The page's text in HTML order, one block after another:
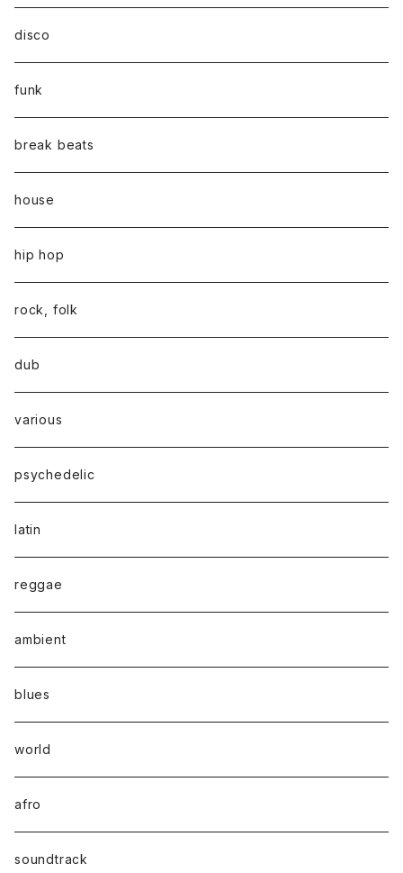
disco
funk
break beats
house
hip hop
rock, folk
dub
various
psychedelic
latin
reggae
ambient
blues
world
afro
soundtrack